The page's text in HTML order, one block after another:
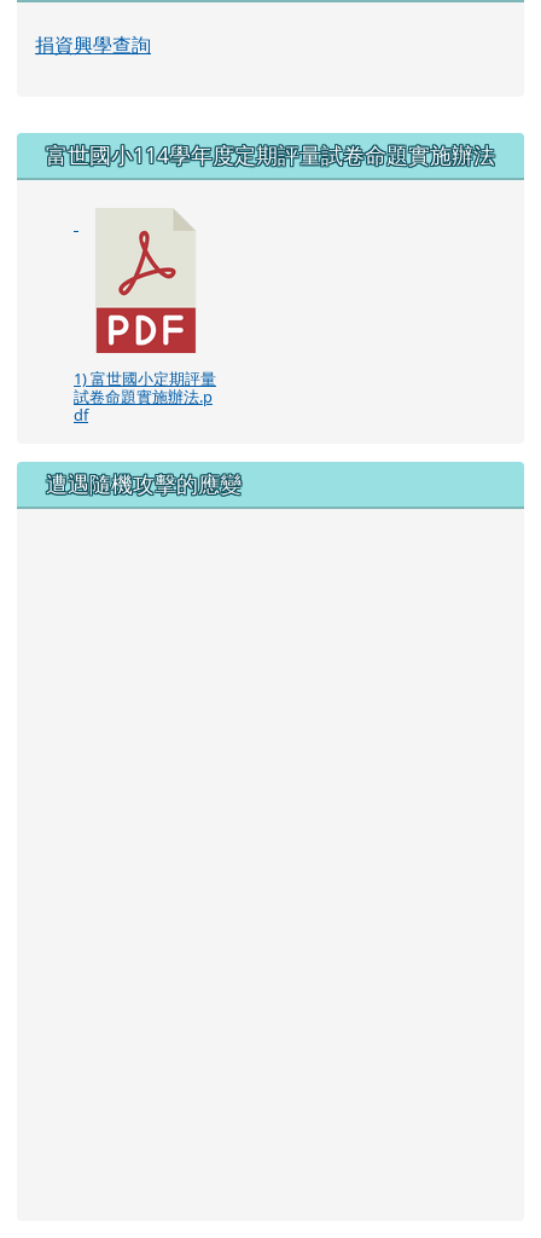
捐資興學查詢
右邊區域內容
富世國小114學年度定期評量試卷命題實施辦法
1) 富世國小定期評量
試卷命題實施辦法.p
df
遭遇隨機攻擊的應變